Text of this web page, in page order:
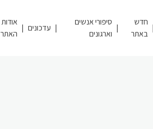
חדש
באתר
סיפורי אנשים
וארגונים
עדכונים
אודות
האתר